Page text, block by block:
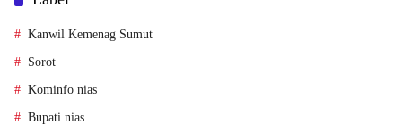
Kanwil Kemenag Sumut
Sorot
Kominfo nias
Bupati nias